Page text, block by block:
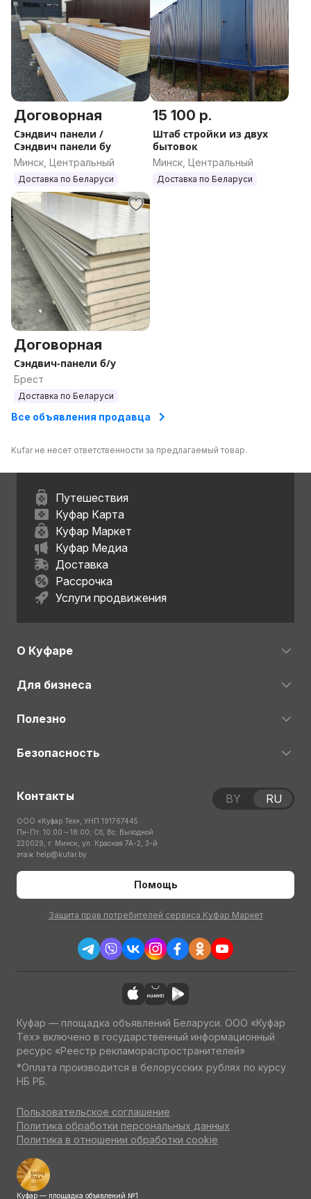
Договорная
Сэндвич панели /
Сэндвич панели бу
Минск, Центральный
Доставка по Беларуси
15 100 р.
Штаб стройки из двух
бытовок
Минск, Центральный
Доставка по Беларуси
Договорная
Сэндвич-панели б/у
Брест
Доставка по Беларуси
Все объявления продавца
Kufar не несет ответственности за предлагаемый товар.
Путешествия
Куфар Карта
Куфар Маркет
Куфар Медиа
Доставка
Рассрочка
Услуги продвижения
О Куфаре
Для бизнеса
Полезно
Безопасность
Контакты
ООО «Куфар Тех», УНП 191767445
Пн-Пт: 10:00 – 18:00; Сб, Вс: Выходной
220029, г. Минск, ул. Красная 7А-2, 3-й
этаж help@kufar.by
Помощь
Защита прав потребителей сервиса Куфар Маркет
BY RU
Куфар — площадка объявлений Беларуси. ООО «Куфар
Тех» включено в государственный информационный
ресурс «Реестр рекламораспространителей»
*Оплата производится в белорусских рублях по курсу
НБ РБ.
Пользовательское соглашение
Политика обработки персональных данных
Политика в отношении обработки cookie
Куфар — площадка объявлений №1